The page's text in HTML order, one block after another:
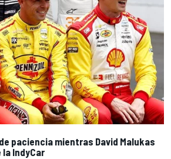
paciencia mientras David Malukas
IndyCar